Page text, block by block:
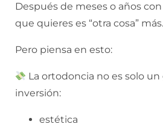
Después de meses o años
que quieres es “otra cosa” más.
Pero piensa en esto:
La ortodoncia no es solo un
inversión:
estética